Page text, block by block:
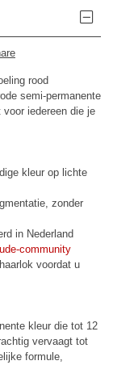
rood
semi-permanente
iedereen die je
kleur op lichte
zonder
in Nederland
community
voordat u
kleur die tot 12
vervaagt tot
formule,